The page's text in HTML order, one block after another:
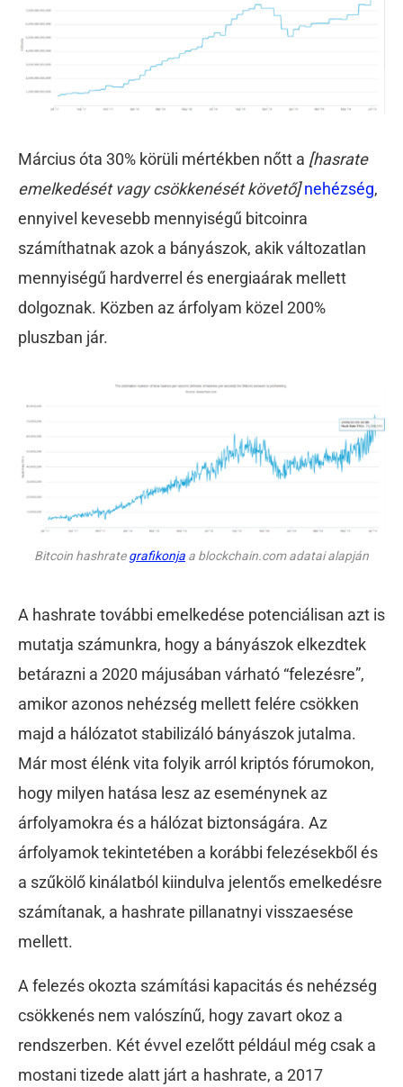
Március óta 30% körüli mértékben nőtt a [hasrate
emelkedését vagy csökkenését követő]nehézség,
ennyivel kevesebb mennyiségű bitcoinra
számíthatnak azok a bányászok, akik változatlan
mennyiségű hardverrel és energiaárak mellett
dolgoznak. Közben az árfolyam közel 200%
pluszban jár.
Bitcoin hashrategrafikonja a blockchain.com adatai alapján
A hashrate további emelkedése potenciálisan azt is
mutatja számunkra, hogy a bányászok elkezdtek
betárazni a 2020 májusában várható “felezésre”,
amikor azonos nehézség mellett felére csökken
majd a hálózatot stabilizáló bányászok jutalma.
Már most élénk vita folyik arról kriptós fórumokon,
hogy milyen hatása lesz az eseménynek az
árfolyamokra és a hálózat biztonságára. Az
árfolyamok tekintetében a korábbi felezésekből és
a szűkölő kinálatból kiindulva jelentős emelkedésre
számítanak, a hashrate pillanatnyi visszaesése
mellett.
A felezés okozta számítási kapacitás és nehézség
csökkenés nem valószínű, hogy zavart okoz a
rendszerben. Két évvel ezelőtt például még csak a
mostani tizede alatt járt a hashrate, a 2017